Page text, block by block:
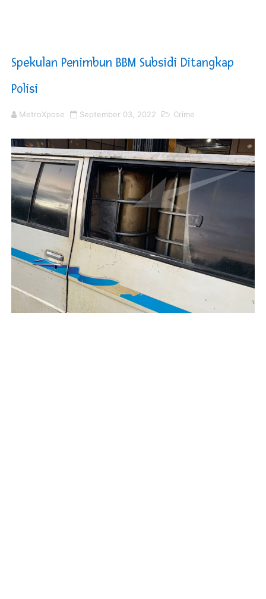
Spekulan Penimbun BBM Subsidi Ditangkap
Polisi
MetroXpose September 03, 2022 Crime